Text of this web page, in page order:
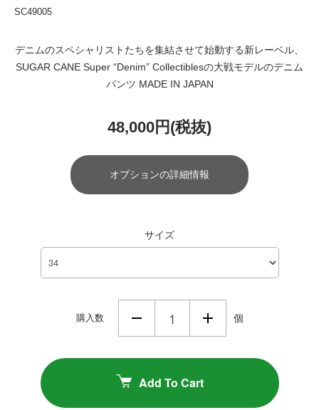
SC49005
デニムのスペシャリストたちを集結させて始動する新レーベル、
SUGAR CANE Super “Denim” Collectiblesの大戦モデルのデニム
パンツ MADE IN JAPAN
48,000円(税抜)
オプションの詳細情報
サイズ
購入数 個
Add To Cart